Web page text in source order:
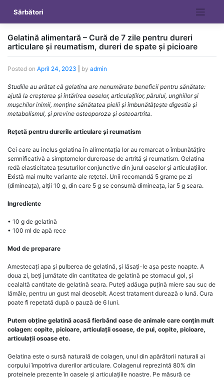
content
Sărbători
Gelatină alimentară – Cură de 7 zile pentru dureri
articulare și reumatism, dureri de spate și picioare
Posted on April 24, 2023 by admin
Studiile au arătat că gelatina are nenumărate beneficii pentru sănătate:
ajută la creșterea și întărirea oaselor, articulațiilor, părului, unghiilor și
mușchilor inimii, menține sănătatea pielii și îmbunătățește digestia și
metabolismul, și previne osteoporoza și osteoartrita.
Rețetă pentru durerile articulare și reumatism
Cei care au inclus gelatina în alimentația lor au remarcat o îmbunătățire
semnificativă a simptomelor dureroase de artrită și reumatism. Gelatina
redă elasticitatea țesuturilor conjunctive din jurul oaselor și articulațiilor.
Există mai multe variante ale rețetei. Unii recomandă 5 grame pe zi
(dimineața), alții 10 g, din care 5 g se consumă dimineața, iar 5 g seara.
Ingrediente
• 10 g de gelatină
• 100 ml de apă rece
Mod de preparare
Amestecați apa și pulberea de gelatină, și lăsați-le așa peste noapte. A
doua zi, beți jumătate din cantitatea de gelatină pe stomacul gol, și
cealaltă cantitate de gelatină seara. Puteți adăuga puțină miere sau suc de
lămâie, pentru un gust mai deosebit. Acest tratament durează o lună. Cura
poate fi repetată după o pauză de 6 luni.
Putem obține gelatină acasă fierbând oase de animale care conțin mult
colagen: copite, picioare, articulații osoase, de pui, copite, picioare,
articulații osoase etc.
Gelatina este o sursă naturală de colagen, unul din apărătorii naturali ai
corpului împotriva durerilor articulare. Colagenul reprezintă 80% din
proteinele prezente în oasele și articulațiile noastre. Pe măsură ce